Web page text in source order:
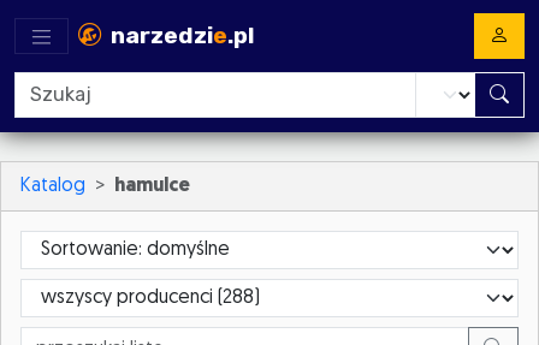
narzedzie.pl
Katalog hamulce
Sortowanie
ProducerId